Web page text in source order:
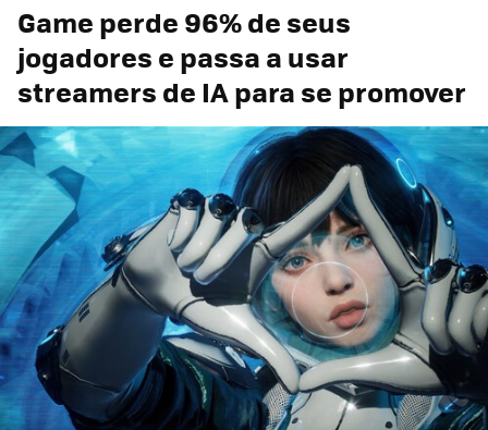
Game perde 96% de seus
jogadores e passa a usar
streamers de IA para se promover